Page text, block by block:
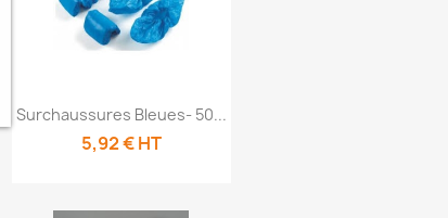
Surchaussures Bleues- 50...
5,92 € HT